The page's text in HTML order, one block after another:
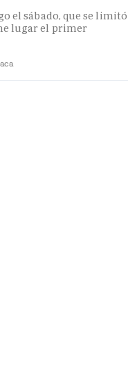
el sábado, que se
lugar el primer